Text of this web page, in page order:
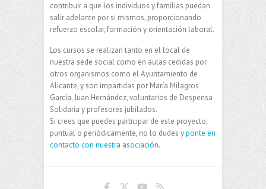
contribuir a que los individuos y familias puedan
salir adelante por si mismos, proporcionando
refuerzo escolar, formación y orientación laboral.
Los cursos se realizan tanto en el local de
nuestra sede social como en aulas cedidas por
otros organismos como el Ayuntamiento de
Alicante, y son impartidas por María Milagros
García, Juan Hernández, voluntarios de Despensa
Solidaria y profesores jubilados.
Si crees que puedes participar de este proyecto,
puntual o periódicamente, no lo dudes yponte en
contacto con nuestra asociación.